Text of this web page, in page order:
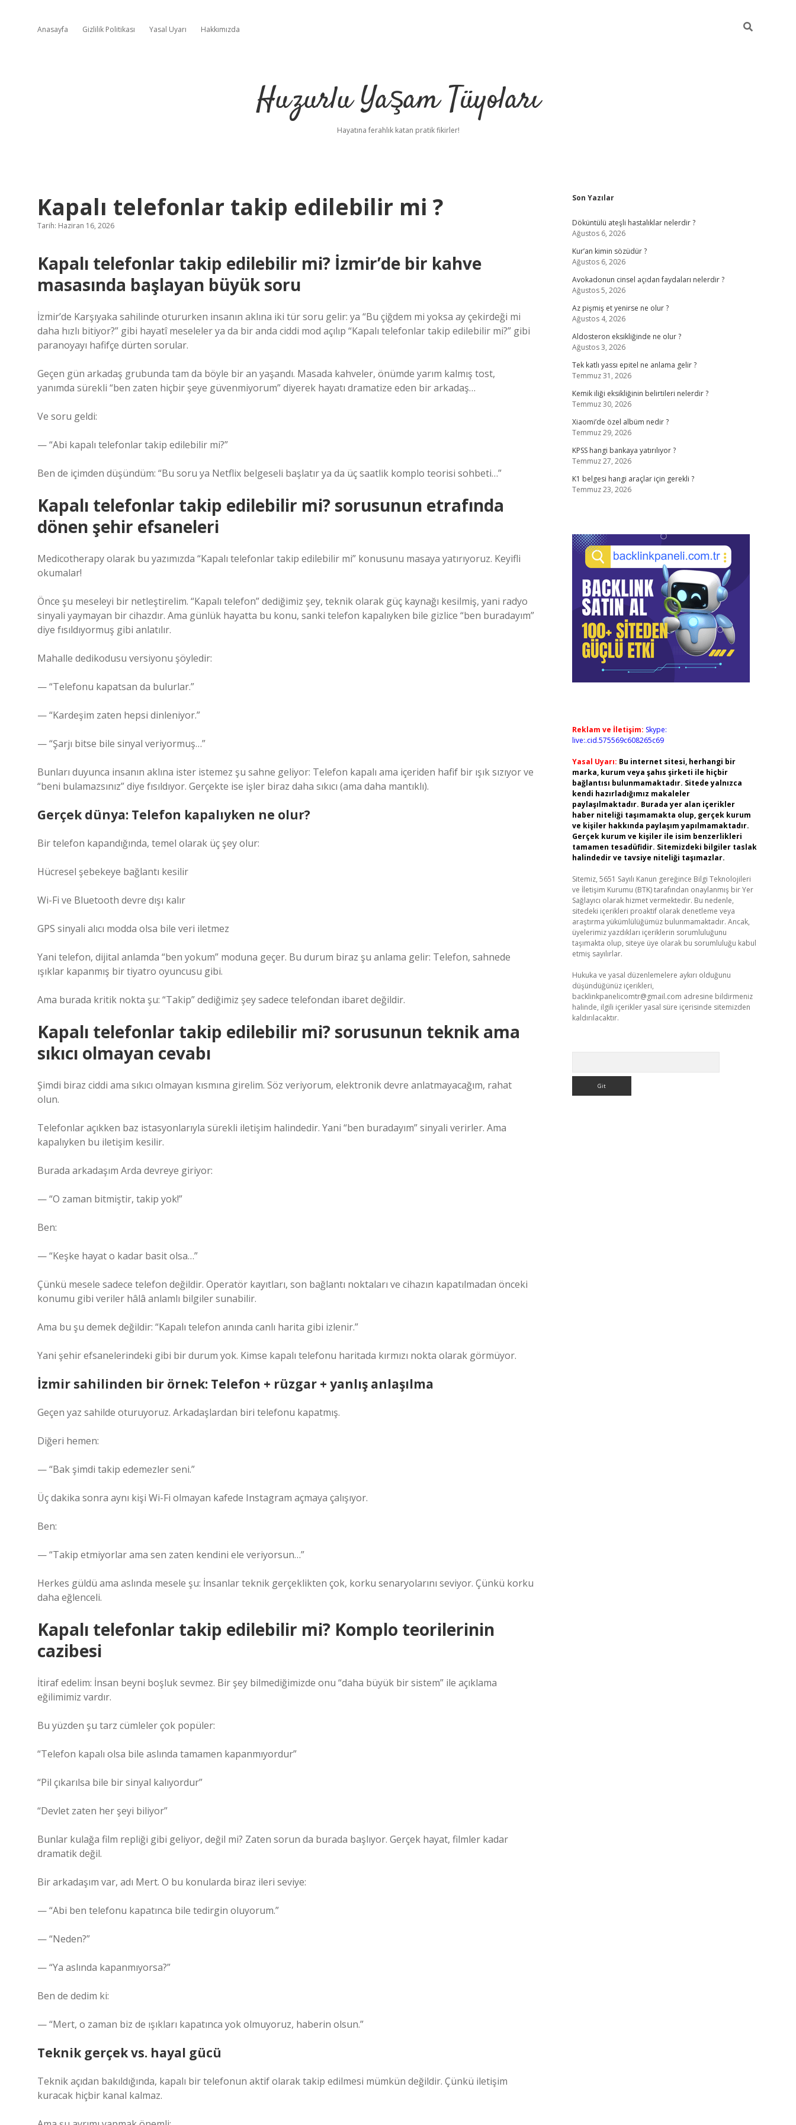
Anasayfa Gizlilik Politikası Yasal Uyarı Hakkımızda
Huzurlu Yaşam Tüyoları
Hayatına ferahlık katan pratik fikirler!
Kapalı telefonlar takip edilebilir mi ?
Tarih: Haziran 16, 2026
Kapalı telefonlar takip edilebilir mi? İzmir’de bir kahve
masasında başlayan büyük soru
İzmir’de Karşıyaka sahilinde otururken insanın aklına iki tür soru gelir: ya “Bu çiğdem mi yoksa ay çekirdeği mi
daha hızlı bitiyor?” gibi hayatî meseleler ya da bir anda ciddi mod açılıp “Kapalı telefonlar takip edilebilir mi?” gibi
paranoyayı hafifçe dürten sorular.
Geçen gün arkadaş grubunda tam da böyle bir an yaşandı. Masada kahveler, önümde yarım kalmış tost,
yanımda sürekli “ben zaten hiçbir şeye güvenmiyorum” diyerek hayatı dramatize eden bir arkadaş…
Ve soru geldi:
— “Abi kapalı telefonlar takip edilebilir mi?”
Ben de içimden düşündüm: “Bu soru ya Netflix belgeseli başlatır ya da üç saatlik komplo teorisi sohbeti…”
Kapalı telefonlar takip edilebilir mi? sorusunun etrafında
dönen şehir efsaneleri
Medicotherapy olarak bu yazımızda “Kapalı telefonlar takip edilebilir mi” konusunu masaya yatırıyoruz. Keyifli
okumalar!
Önce şu meseleyi bir netleştirelim. “Kapalı telefon” dediğimiz şey, teknik olarak güç kaynağı kesilmiş, yani radyo
sinyali yaymayan bir cihazdır. Ama günlük hayatta bu konu, sanki telefon kapalıyken bile gizlice “ben buradayım”
diye fısıldıyormuş gibi anlatılır.
Mahalle dedikodusu versiyonu şöyledir:
— “Telefonu kapatsan da bulurlar.”
— “Kardeşim zaten hepsi dinleniyor.”
— “Şarjı bitse bile sinyal veriyormuş…”
Bunları duyunca insanın aklına ister istemez şu sahne geliyor: Telefon kapalı ama içeriden hafif bir ışık sızıyor ve
“beni bulamazsınız” diye fısıldıyor. Gerçekte ise işler biraz daha sıkıcı (ama daha mantıklı).
Gerçek dünya: Telefon kapalıyken ne olur?
Bir telefon kapandığında, temel olarak üç şey olur:
Hücresel şebekeye bağlantı kesilir
Wi-Fi ve Bluetooth devre dışı kalır
GPS sinyali alıcı modda olsa bile veri iletmez
Yani telefon, dijital anlamda “ben yokum” moduna geçer. Bu durum biraz şu anlama gelir: Telefon, sahnede
ışıklar kapanmış bir tiyatro oyuncusu gibi.
Ama burada kritik nokta şu: “Takip” dediğimiz şey sadece telefondan ibaret değildir.
Kapalı telefonlar takip edilebilir mi? sorusunun teknik ama
sıkıcı olmayan cevabı
Şimdi biraz ciddi ama sıkıcı olmayan kısmına girelim. Söz veriyorum, elektronik devre anlatmayacağım, rahat
olun.
Telefonlar açıkken baz istasyonlarıyla sürekli iletişim halindedir. Yani “ben buradayım” sinyali verirler. Ama
kapalıyken bu iletişim kesilir.
Burada arkadaşım Arda devreye giriyor:
— “O zaman bitmiştir, takip yok!”
Ben:
— “Keşke hayat o kadar basit olsa…”
Çünkü mesele sadece telefon değildir. Operatör kayıtları, son bağlantı noktaları ve cihazın kapatılmadan önceki
konumu gibi veriler hâlâ anlamlı bilgiler sunabilir.
Ama bu şu demek değildir: “Kapalı telefon anında canlı harita gibi izlenir.”
Yani şehir efsanelerindeki gibi bir durum yok. Kimse kapalı telefonu haritada kırmızı nokta olarak görmüyor.
İzmir sahilinden bir örnek: Telefon + rüzgar + yanlış anlaşılma
Geçen yaz sahilde oturuyoruz. Arkadaşlardan biri telefonu kapatmış.
Diğeri hemen:
— “Bak şimdi takip edemezler seni.”
Üç dakika sonra aynı kişi Wi-Fi olmayan kafede Instagram açmaya çalışıyor.
Ben:
— “Takip etmiyorlar ama sen zaten kendini ele veriyorsun…”
Herkes güldü ama aslında mesele şu: İnsanlar teknik gerçeklikten çok, korku senaryolarını seviyor. Çünkü korku
daha eğlenceli.
Kapalı telefonlar takip edilebilir mi? Komplo teorilerinin
cazibesi
İtiraf edelim: İnsan beyni boşluk sevmez. Bir şey bilmediğimizde onu “daha büyük bir sistem” ile açıklama
eğilimimiz vardır.
Bu yüzden şu tarz cümleler çok popüler:
“Telefon kapalı olsa bile aslında tamamen kapanmıyordur”
“Pil çıkarılsa bile bir sinyal kalıyordur”
“Devlet zaten her şeyi biliyor”
Bunlar kulağa film repliği gibi geliyor, değil mi? Zaten sorun da burada başlıyor. Gerçek hayat, filmler kadar
dramatik değil.
Bir arkadaşım var, adı Mert. O bu konularda biraz ileri seviye:
— “Abi ben telefonu kapatınca bile tedirgin oluyorum.”
— “Neden?”
— “Ya aslında kapanmıyorsa?”
Ben de dedim ki:
— “Mert, o zaman biz de ışıkları kapatınca yok olmuyoruz, haberin olsun.”
Teknik gerçek vs. hayal gücü
Teknik açıdan bakıldığında, kapalı bir telefonun aktif olarak takip edilmesi mümkün değildir. Çünkü iletişim
kuracak hiçbir kanal kalmaz.
Sidebar
Son Yazılar
Döküntülü ateşli hastalıklar nelerdir ?
Ağustos 6, 2026
Kur’an kimin sözüdür ?
Ağustos 6, 2026
Avokadonun cinsel açıdan faydaları nelerdir ?
Ağustos 5, 2026
Az pişmiş et yenirse ne olur ?
Ağustos 4, 2026
Aldosteron eksikliğinde ne olur ?
Ağustos 3, 2026
Tek katlı yassı epitel ne anlama gelir ?
Temmuz 31, 2026
Kemik iliği eksikliğinin belirtileri nelerdir ?
Temmuz 30, 2026
Xiaomi’de özel albüm nedir ?
Temmuz 29, 2026
KPSS hangi bankaya yatırılıyor ?
Temmuz 27, 2026
K1 belgesi hangi araçlar için gerekli ?
Temmuz 23, 2026
Reklam ve İletişim: Skype:
live:.cid.575569c608265c69
Yasal Uyarı: Bu internet sitesi, herhangi bir
marka, kurum veya şahıs şirketi ile hiçbir
bağlantısı bulunmamaktadır. Sitede yalnızca
kendi hazırladığımız makaleler
paylaşılmaktadır. Burada yer alan içerikler
haber niteliği taşımamakta olup, gerçek kurum
ve kişiler hakkında paylaşım yapılmamaktadır.
Gerçek kurum ve kişiler ile isim benzerlikleri
tamamen tesadüfidir. Sitemizdeki bilgiler taslak
halindedir ve tavsiye niteliği taşımazlar.
Sitemiz, 5651 Sayılı Kanun gereğince Bilgi Teknolojileri
ve İletişim Kurumu (BTK) tarafından onaylanmış bir Yer
Sağlayıcı olarak hizmet vermektedir. Bu nedenle,
sitedeki içerikleri proaktif olarak denetleme veya
araştırma yükümlülüğümüz bulunmamaktadır. Ancak,
üyelerimiz yazdıkları içeriklerin sorumluluğunu
taşımakta olup, siteye üye olarak bu sorumluluğu kabul
etmiş sayılırlar.
Hukuka ve yasal düzenlemelere aykırı olduğunu
düşündüğünüz içerikleri,
backlinkpanelicomtr@gmail.com adresine bildirmeniz
halinde, ilgili içerikler yasal süre içerisinde sitemizden
kaldırılacaktır.